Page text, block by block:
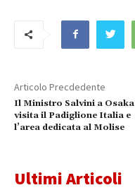
Articolo Precdedente
Il Ministro Salvini a Osaka
visita il Padiglione Italia e
l’area dedicata al Molise
Ultimi Articoli